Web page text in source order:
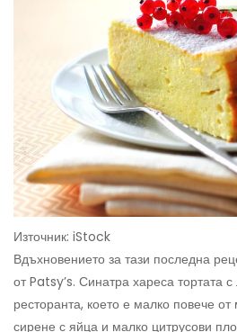
Източник: iStock
Вдъхновението за тази последна
от Patsy’s. Синатра хареса тортата
ресторанта, което е малко повече
сирене с яйца и малко цитрусови